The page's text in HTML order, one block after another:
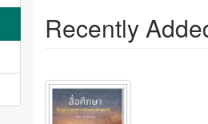
Recently